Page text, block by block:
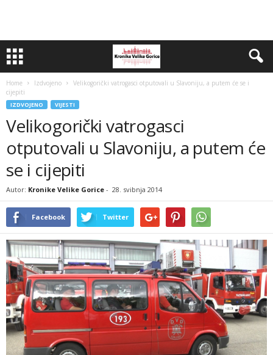
Home Izdvojeno
Velikogorički vatrogasci otputovali u Slavoniju, a putem će se i
cijepiti
IZDVOJENO VIJESTI
Velikogorički vatrogasci
otputovali u Slavoniju, a putem će
se i cijepiti
Autor: Kronike Velike Gorice - 28. svibnja 2014
Facebook Twitter